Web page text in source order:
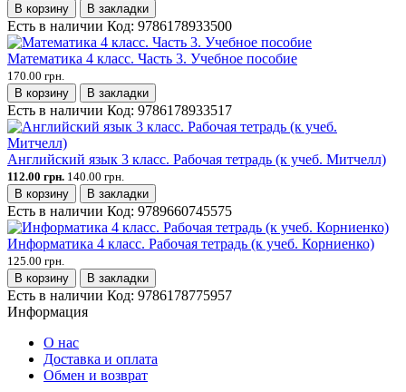
В корзину
В закладки
Есть в наличии Код: 9786178933500
Математика 4 класс. Часть 3. Учебное пособие
170.00 грн.
В корзину
В закладки
Есть в наличии Код: 9786178933517
Английский язык 3 класс. Рабочая тетрадь (к учеб. Митчелл)
112.00 грн. 140.00 грн.
В корзину
В закладки
Есть в наличии Код: 9789660745575
Информатика 4 класс. Рабочая тетрадь (к учеб. Корниенко)
125.00 грн.
В корзину
В закладки
Есть в наличии Код: 9786178775957
Информация
О нас
Доставка и оплата
Обмен и возврат